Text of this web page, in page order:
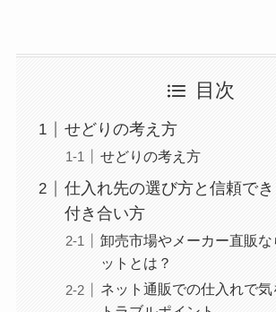
目次
せどりの考え方
せどりの考え方
仕入れ先の選び方と信頼で
付き合い方
卸売市場やメーカー直販な
ットとは？
ネット通販での仕入れで気